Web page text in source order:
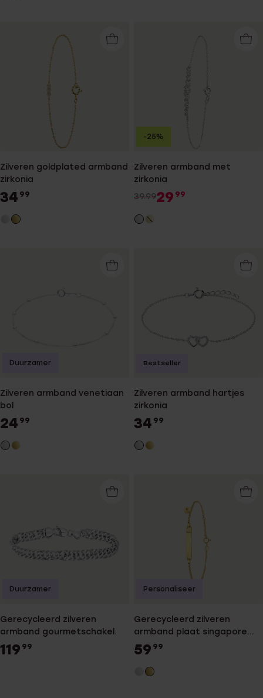
Zilveren goldplated armband
zirkonia
34 99
Zilveren armband met
zirkonia
39.9929 99
-25%
Zilveren armband venetiaan
bol
24 99
Duurzamer
Zilveren armband hartjes
zirkonia
34 99
Bestseller
Gerecycleerd zilveren
armband gourmetschakel.
119 99
Duurzamer
Gerecycleerd zilveren
armband plaat singapore
hart
59 99
Personaliseer